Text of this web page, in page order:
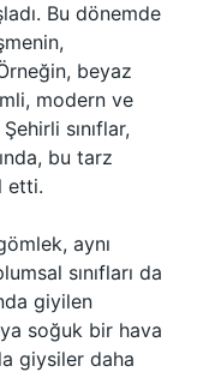
Bu dönemde
beyaz
modern ve
sınıflar,
bu tarz
etti.
aynı
sınıfları da
giyilen
soğuk bir hava
giysiler daha